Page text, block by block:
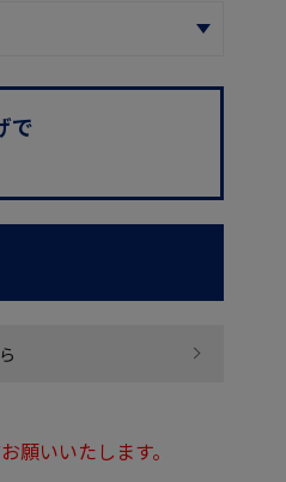
で
願いいたします。